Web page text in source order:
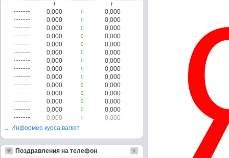
/ /
0,000 0
0,000
0,000
0
0,000
0,000
0
0,000
0,000
0
0,000
0,000
0
0,000
0,000
0
0,000
0,000
0
0,000
0,000
0
0,000
0,000
0
0,000
0,000
0
0,000
0,000
0
0,000
0,000
0
0,000
0,000
0
0,000
0,000
0
0,000
→ Информер курса валют
Поздравления на телефон